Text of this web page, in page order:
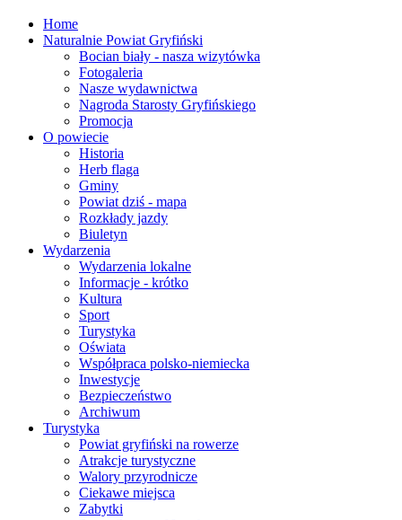
Home
Naturalnie Powiat Gryfiński
Bocian biały - nasza wizytówka
Fotogaleria
Nasze wydawnictwa
Nagroda Starosty Gryfińskiego
Promocja
O powiecie
Historia
Herb flaga
Gminy
Powiat dziś - mapa
Rozkłady jazdy
Biuletyn
Wydarzenia
Wydarzenia lokalne
Informacje - krótko
Kultura
Sport
Turystyka
Oświata
Współpraca polsko-niemiecka
Inwestycje
Bezpieczeństwo
Archiwum
Turystyka
Powiat gryfiński na rowerze
Atrakcje turystyczne
Walory przyrodnicze
Ciekawe miejsca
Zabytki